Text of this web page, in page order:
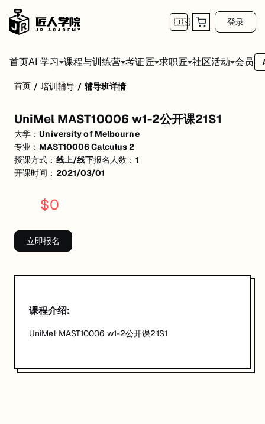
🇺🇸 登录
首页AI 学习 课程与训练营 考证匠 求职匠 社区活动 会员
UniMel MAST10006 w1-2公开课21S1
活动形式: 线上/线下
开始日期: 2021/3/1
University of Melbourne
关联课程:MAST10006 Calculus 2
匠人学院提供高质量的IT培训课程和Workshop，帮助学员掌握实用技能
首页 / 培训辅导 / 辅导班详情
UniMel MAST10006 w1-2公开课21S1
大学：University of Melbourne
专业： MAST10006 Calculus 2
授课方式： 线上/线下报名人数： 1
开课时间： 2021/03/01
$0
立即报名
课程介绍:
UniMel MAST10006 w1-2公开课21S1